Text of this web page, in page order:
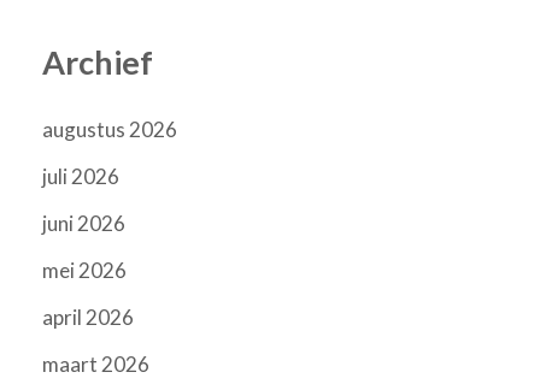
Archief
augustus 2026
juli 2026
juni 2026
mei 2026
april 2026
maart 2026